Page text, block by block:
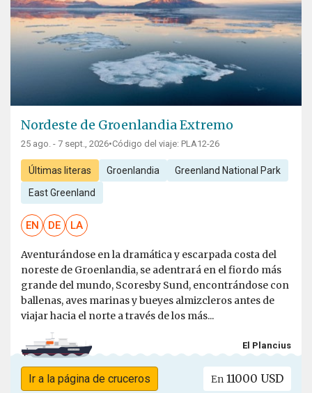
Nordeste de Groenlandia Extremo
25 ago. - 7 sept., 2026•Código del viaje: PLA12-26
Últimas literas Groenlandia Greenland National Park
East Greenland
EN DE LA
Aventurándose en la dramática y escarpada costa del
noreste de Groenlandia, se adentrará en el fiordo más
grande del mundo, Scoresby Sund, encontrándose con
ballenas, aves marinas y bueyes almizcleros antes de
viajar hacia el norte a través de los más...
El Plancius
Ir a la página de cruceros En 11000 USD